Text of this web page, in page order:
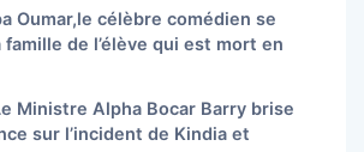
Oumar,le célèbre comédien se
famille de l’élève qui est mort en
Ministre Alpha Bocar Barry brise
sur l’incident de Kindia et